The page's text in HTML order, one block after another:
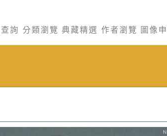
詢 分類瀏覽 典藏精選 作者瀏覽 圖像